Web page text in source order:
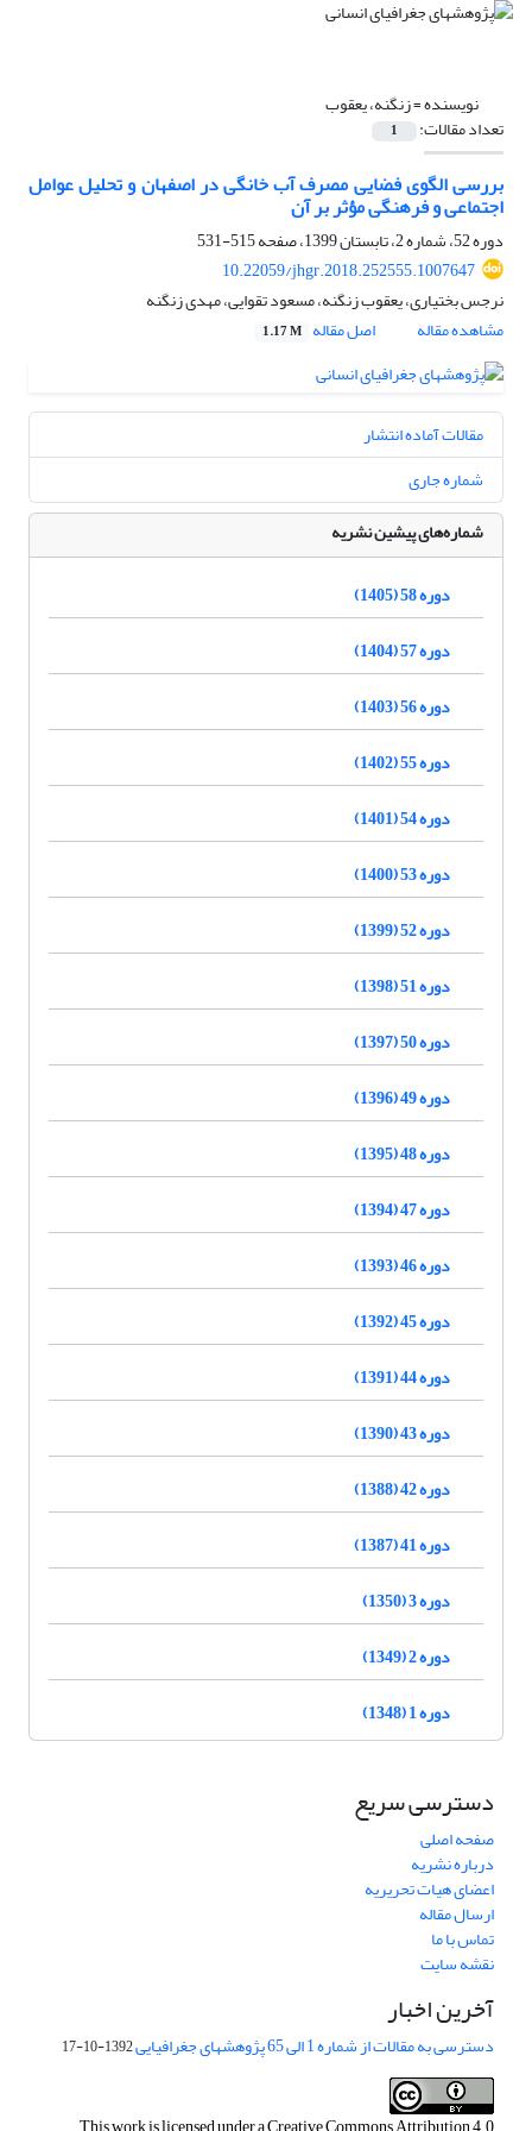
نویسنده =زنگنه، یعقوب
تعداد مقالات: 1
بررسی الگوی فضایی مصرف آب خانگی در اصفهان و تحلیل عوامل
اجتماعی و فرهنگی مؤثر بر آن
دوره 52، شماره 2، تابستان 1399، صفحه
515-531
10.22059/jhgr.2018.252555.1007647
نرجس بختیاری، یعقوب زنگنه، مسعود تقوایی، مهدی زنگنه
مشاهده مقاله
اصل مقاله 1.17 M
مقالات آماده انتشار
شماره جاری
شماره‌های پیشین نشریه
دوره 58 (1405)
دوره 57 (1404)
دوره 56 (1403)
دوره 55 (1402)
دوره 54 (1401)
دوره 53 (1400)
دوره 52 (1399)
دوره 51 (1398)
دوره 50 (1397)
دوره 49 (1396)
دوره 48 (1395)
دوره 47 (1394)
دوره 46 (1393)
دوره 45 (1392)
دوره 44 (1391)
دوره 43 (1390)
دوره 42 (1388)
دوره 41 (1387)
دوره 3 (1350)
دوره 2 (1349)
دوره 1 (1348)
دسترسی سریع
صفحه اصلی
درباره نشریه
اعضای هیات تحریریه
ارسال مقاله
تماس با ما
نقشه سایت
آخرین اخبار
دسترسی به مقالات از شماره 1 الی 65 پژوهشهای جغرافیایی 1392-10-17